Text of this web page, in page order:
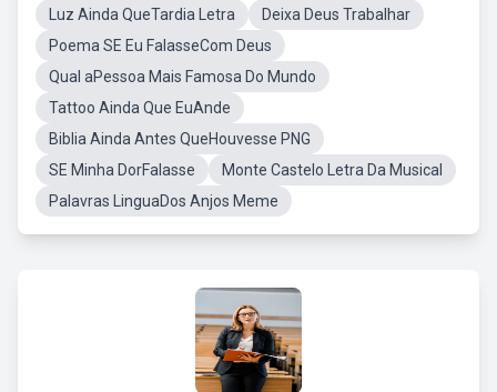
Luz Ainda QueTardia Letra
Deixa Deus Trabalhar
Poema SE Eu FalasseCom Deus
Qual aPessoa Mais Famosa Do Mundo
Tattoo Ainda Que EuAnde
Biblia Ainda Antes QueHouvesse PNG
SE Minha DorFalasse
Monte Castelo Letra Da Musical
Palavras LinguaDos Anjos Meme